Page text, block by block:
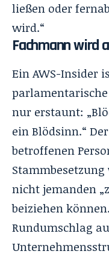
ließen oder
wird.“
Fachmann wird
Ein AWS-Insider
nur erstaunt:
ein Blödsinn.“
betroffenen
nicht jemanden
beiziehen
Rundumschlag